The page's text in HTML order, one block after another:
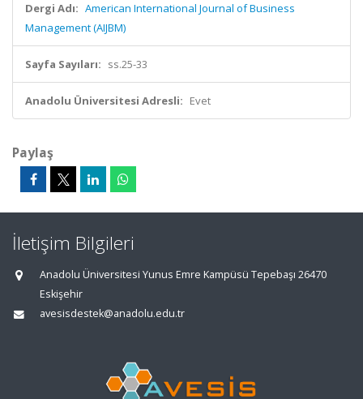
Dergi Adı: American International Journal of Business
Management (AIJBM)
Sayfa Sayıları: ss.25-33
Anadolu Üniversitesi Adresli: Evet
Paylaş
İletişim Bilgileri
Anadolu Üniversitesi Yunus Emre Kampüsü Tepebaşı 26470
Eskişehir
avesisdestek@anadolu.edu.tr